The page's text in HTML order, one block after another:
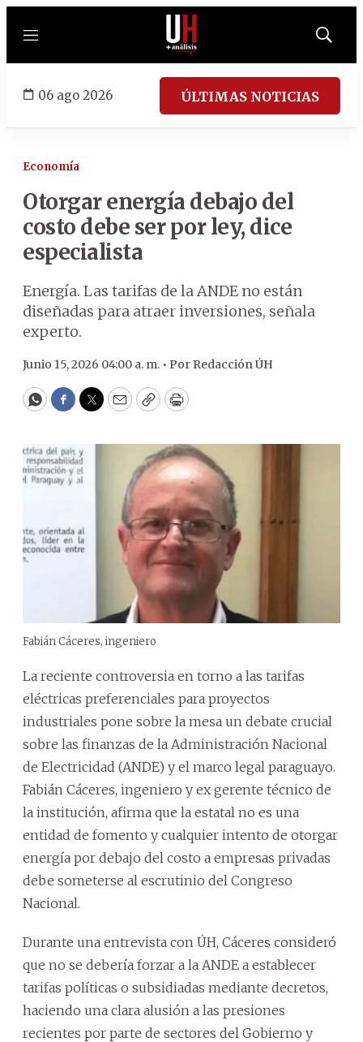
Menú
Mostrar
06 ago 2026 ÚLTIMAS NOTICIAS
Economía
Otorgar energía debajo del
costo debe ser por ley, dice
especialista
Energía. Las tarifas de la ANDE no están
diseñadas para atraer inversiones, señala
experto.
Junio 15, 2026 04:00 a. m. • Por Redacción ÚH
WhatsApp
Facebook
Twitter
EmailCopyPrint
Fabián Cáceres, ingeniero
La reciente controversia en torno a las tarifas
eléctricas preferenciales para proyectos
industriales pone sobre la mesa un debate crucial
sobre las finanzas de la Administración Nacional
de Electricidad (ANDE) y el marco legal paraguayo.
Fabián Cáceres, ingeniero y ex gerente técnico de
la institución, afirma que la estatal no es una
entidad de fomento y cualquier intento de otorgar
energía por debajo del costo a empresas privadas
debe someterse al escrutinio del Congreso
Nacional.
Durante una entrevista con ÚH, Cáceres consideró
que no se debería forzar a la ANDE a establecer
tarifas políticas o subsidiadas mediante decretos,
haciendo una clara alusión a las presiones
recientes por parte de sectores del Gobierno y